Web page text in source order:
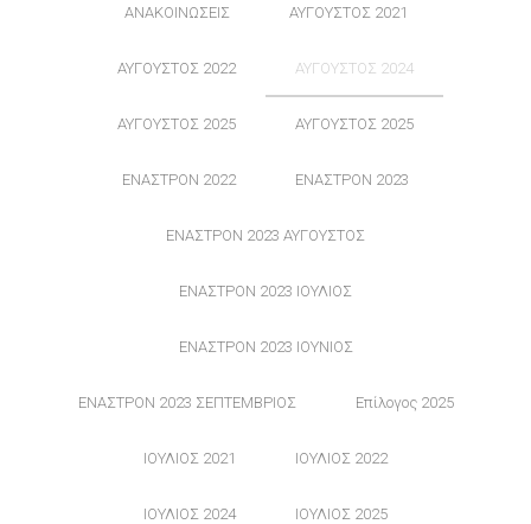
ΑΝΑΚΟΙΝΩΣΕΙΣ ΑΥΓΟΥΣΤΟΣ 2021
ΑΥΓΟΥΣΤΟΣ 2022 ΑΥΓΟΥΣΤΟΣ 2024
ΑΥΓΟΥΣΤΟΣ 2025 ΑΥΓΟΥΣΤΟΣ 2025
ΕΝΑΣΤΡΟΝ 2022 ΕΝΑΣΤΡΟΝ 2023
ΕΝΑΣΤΡΟΝ 2023 ΑΥΓΟΥΣΤΟΣ
ΕΝΑΣΤΡΟΝ 2023 ΙΟΥΛΙΟΣ
ΕΝΑΣΤΡΟΝ 2023 ΙΟΥΝΙΟΣ
ΕΝΑΣΤΡΟΝ 2023 ΣΕΠΤΕΜΒΡΙΟΣ Επίλογος 2025
ΙΟΥΛΙΟΣ 2021 ΙΟΥΛΙΟΣ 2022
ΙΟΥΛΙΟΣ 2024 ΙΟΥΛΙΟΣ 2025